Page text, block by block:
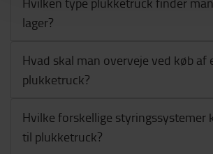
lager?
Hvad skal man overveje ved køb af
plukketruck?
Hvilke forskellige styringssystemer
til plukketruck?